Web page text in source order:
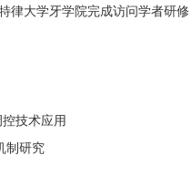
律大学牙学院完成访问学者研
技术应用
制研究